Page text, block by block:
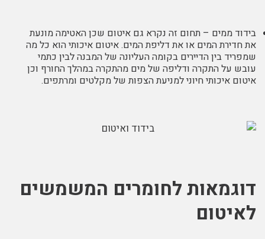
בידוד ממים – תחום זה נקרא גם איטום שכן האטימה מונעת
את חדירת המים או את דליפת המים. איטום איכותי הוא כל מה
שמפריד בין הדיירים בקומה העליונה של המבנה לבין כתמי
עובש על התקרה ודליפה של מים מהתקרה במהלך החורף וכן
איטום איכותי חיוני למניעת הצפות של מקלטים ומרתפים.
דוגמאות לחומרים המשמשים
לאיטום